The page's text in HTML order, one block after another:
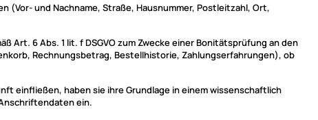
(Vor- und Nachname, Straße, Hausnummer, Postleitzahl, Ort,
Art. 6 Abs. 1 lit. f DSGVO zum Zwecke einer Bonitätsprüfung an den
Rechnungsbetrag, Bestellhistorie, Zahlungserfahrungen), ob
einfließen, haben sie ihre Grundlage in einem wissenschaftlich
ein.